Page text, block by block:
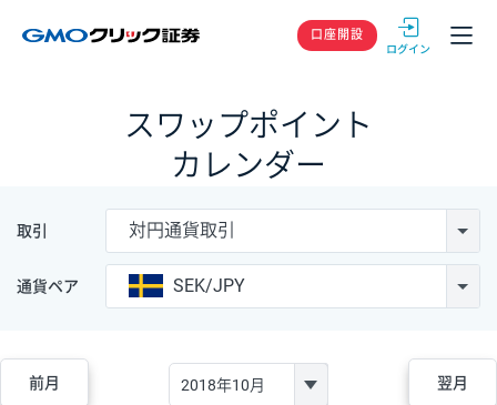
GMOクリック
口座開設
スワップポイント
カレンダー
取引 対円通貨取引
通貨ペア SEK/JPY
前月 翌月